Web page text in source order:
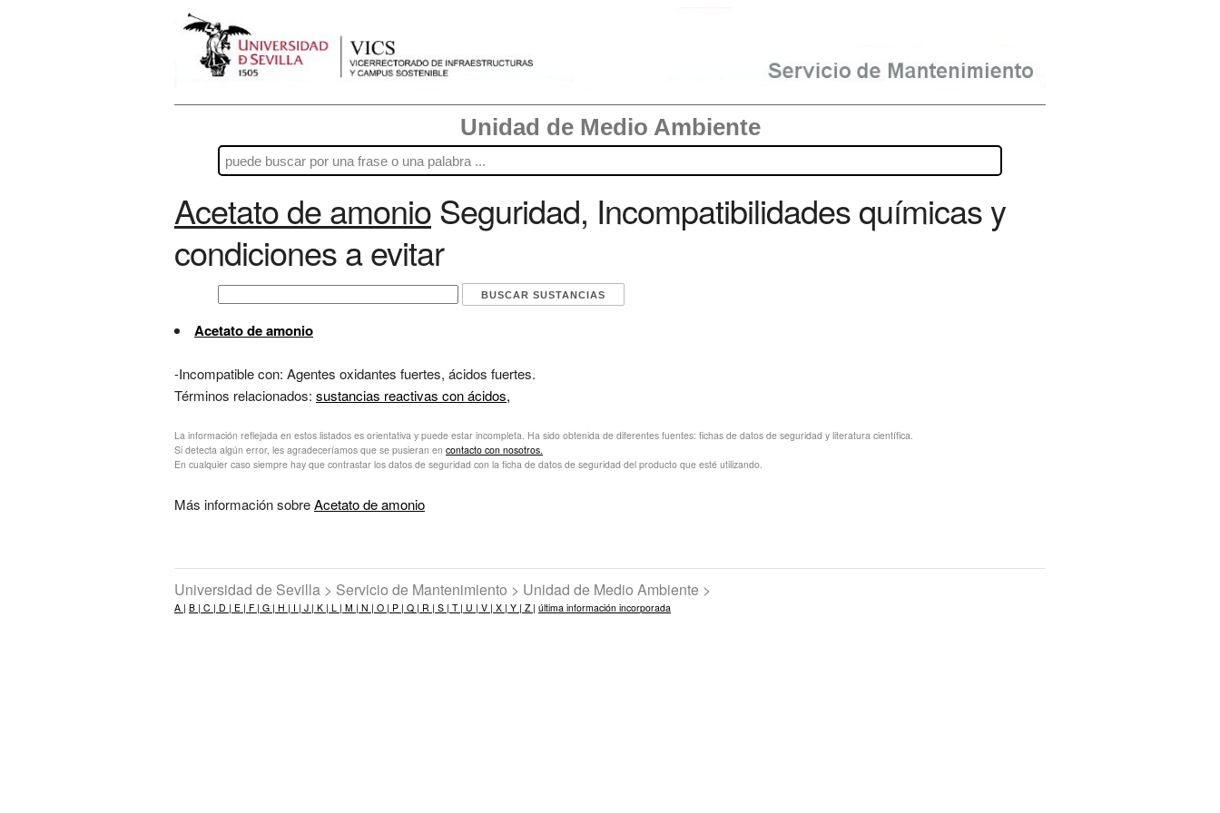
Unidad de Medio Ambiente
Acetato de amonioSeguridad, Incompatibilidades químicas y
condiciones a evitar
Acetato de amonio
-Incompatible con: Agentes oxidantes fuertes, ácidos fuertes.
Términos relacionados: sustancias reactivas con ácidos,
La información reflejada en estos listados es orientativa y puede estar incompleta. Ha sido obtenida de diferentes fuentes: fichas de datos de seguridad y literatura científica.
Si detecta algún error, les agradeceríamos que se pusieran en contacto con nosotros.
En cualquier caso siempre hay que contrastar los datos de seguridad con la ficha de datos de seguridad del producto que esté utilizando.
Más información sobreAcetato de amonio
Universidad de Sevilla > Servicio de Mantenimiento > Unidad de Medio Ambiente >
A | B | C | D | E | F | G | H | I | J | K | L | M | N | O | P | Q | R | S | T | U | V | X | Y | Z | última información incorporada